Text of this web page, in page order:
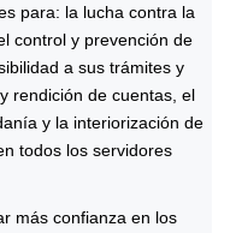
para: la lucha contra la
control y prevención de
a sus trámites y
rendición de cuentas, el
y la interiorización de
todos los servidores
más confianza en los